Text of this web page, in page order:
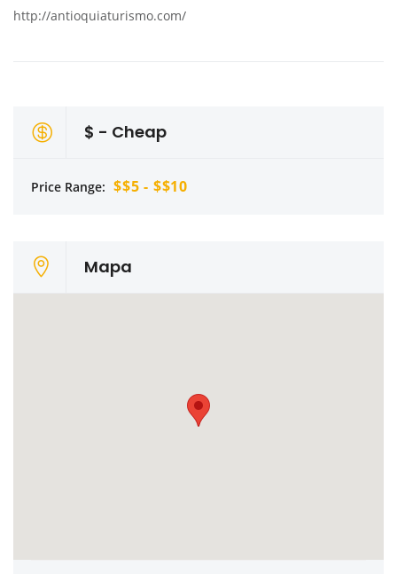
http://antioquiaturismo.com/
$ - Cheap
Price Range: $$5 - $$10
Mapa